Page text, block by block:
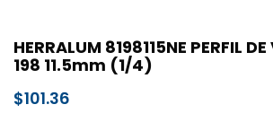
HERRALUM 8198115NE PERFIL
198 11.5mm (1/4)
$101.36